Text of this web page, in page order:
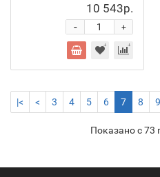
10 543р.
+
-
|< < 3 4 5 6 7 8 9
Показано с 73